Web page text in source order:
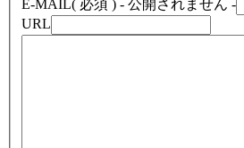
E-MAIL( 必須 ) - 公開されません -
URL